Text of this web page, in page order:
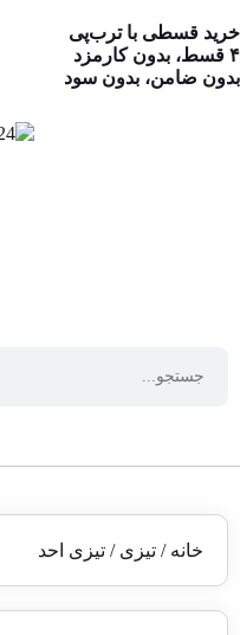
خرید قسطی با ترب‌پی
۴ قسط، بدون کارمزد
بدون ضامن، بدون سود
خانه / تیزی / تیزی احد